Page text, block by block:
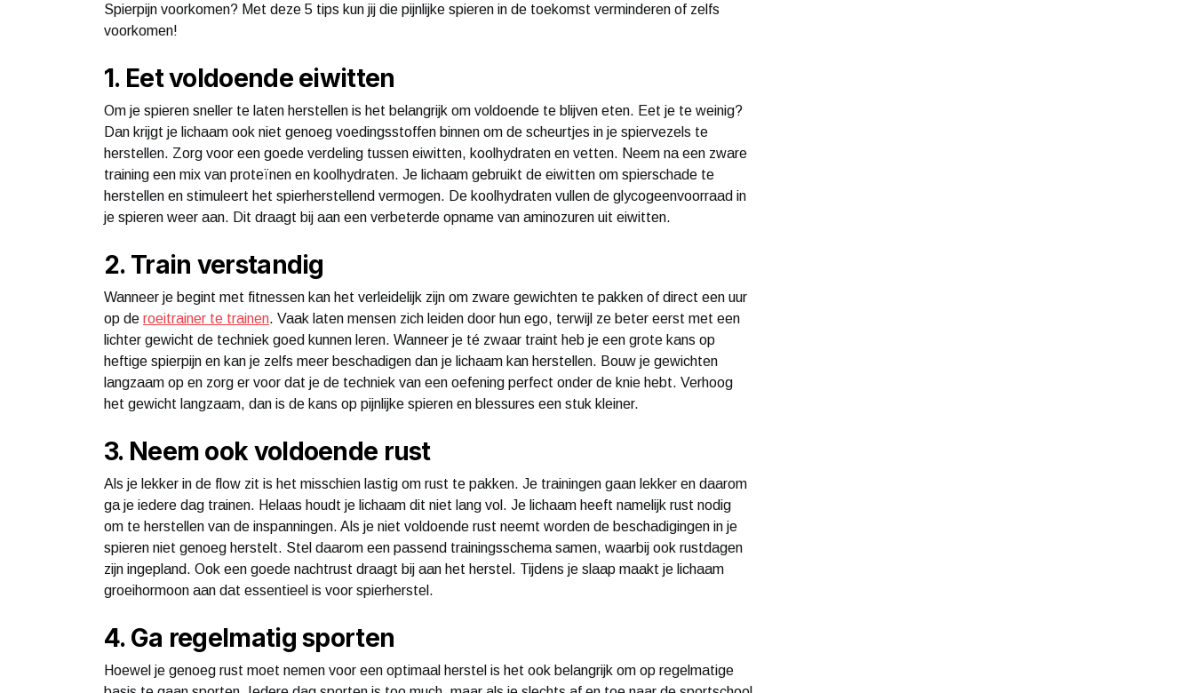
Spierpijn voorkomen? Met deze 5 tips kun jij die pijnlijke spieren in de toekomst verminderen of zelfs
voorkomen!
1. Eet voldoende eiwitten
Om je spieren sneller te laten herstellen is het belangrijk om voldoende te blijven eten. Eet je te weinig?
Dan krijgt je lichaam ook niet genoeg voedingsstoffen binnen om de scheurtjes in je spiervezels te
herstellen. Zorg voor een goede verdeling tussen eiwitten, koolhydraten en vetten. Neem na een zware
training een mix van proteïnen en koolhydraten. Je lichaam gebruikt de eiwitten om spierschade te
herstellen en stimuleert het spierherstellend vermogen. De koolhydraten vullen de glycogeenvoorraad in
je spieren weer aan. Dit draagt bij aan een verbeterde opname van aminozuren uit eiwitten.
2. Train verstandig
Wanneer je begint met fitnessen kan het verleidelijk zijn om zware gewichten te pakken of direct een uur
op de roeitrainer te trainen. Vaak laten mensen zich leiden door hun ego, terwijl ze beter eerst met een
lichter gewicht de techniek goed kunnen leren. Wanneer je té zwaar traint heb je een grote kans op
heftige spierpijn en kan je zelfs meer beschadigen dan je lichaam kan herstellen. Bouw je gewichten
langzaam op en zorg er voor dat je de techniek van een oefening perfect onder de knie hebt. Verhoog
het gewicht langzaam, dan is de kans op pijnlijke spieren en blessures een stuk kleiner.
3. Neem ook voldoende rust
Als je lekker in de flow zit is het misschien lastig om rust te pakken. Je trainingen gaan lekker en daarom
ga je iedere dag trainen. Helaas houdt je lichaam dit niet lang vol. Je lichaam heeft namelijk rust nodig
om te herstellen van de inspanningen. Als je niet voldoende rust neemt worden de beschadigingen in je
spieren niet genoeg herstelt. Stel daarom een passend trainingsschema samen, waarbij ook rustdagen
zijn ingepland. Ook een goede nachtrust draagt bij aan het herstel. Tijdens je slaap maakt je lichaam
groeihormoon aan dat essentieel is voor spierherstel.
4. Ga regelmatig sporten
Hoewel je genoeg rust moet nemen voor een optimaal herstel is het ook belangrijk om op regelmatige